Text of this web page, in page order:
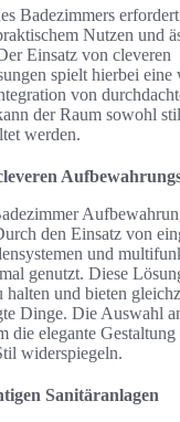
Badezimmers
Nutzen und
Einsatz von cleveren
spielt hierbei eine
von
der Raum sowohl
werden.
den Einsatz von
und
genutzt. Diese
halten und bieten
Dinge. Die Auswahl
die elegante
widerspiegeln.
Sanitäranlagen